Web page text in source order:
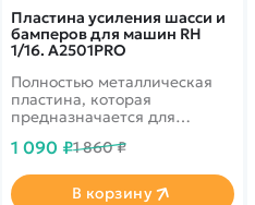
Пластина усиления шасси и
бамперов для машин RH
1/16. A2501PRO
Полностью металлическая
пластина, которая
предназначается для
бамперов машин Remo
1 090 ₽1 860 ₽
В корзину